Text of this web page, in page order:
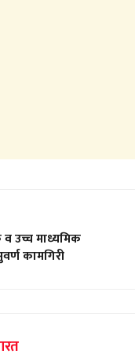
व उच्च माध्यमिक
कामगिरी